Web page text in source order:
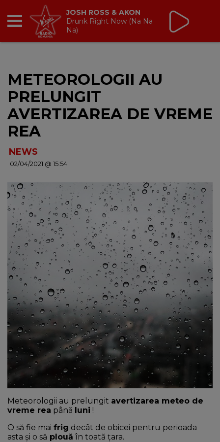
BREAKFAST
TIC TALK
CÂȘTIGĂ
HOT 30
DANCEFLOOR CHART
RADIO ACADEMY
NEWS
CONTUL MEU
Tic Talk
cu Oana Tache
10:00 - 13:00
METEOROLOGII AU
PRELUNGIT
AVERTIZAREA DE VREME
REA
NEWS
02/04/2021 @ 15:54
Meteorologii au prelungit avertizarea meteo de
vreme rea până luni !
O să fie mai frig decât de obicei pentru perioada
asta și o să plouă în toată țara.